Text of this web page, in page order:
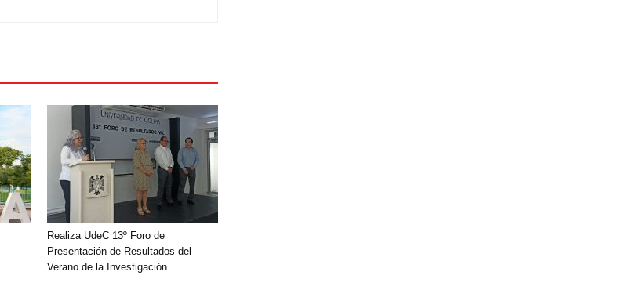
Realiza UdeC 13º Foro de
Presentación de Resultados del
Verano de la Investigación